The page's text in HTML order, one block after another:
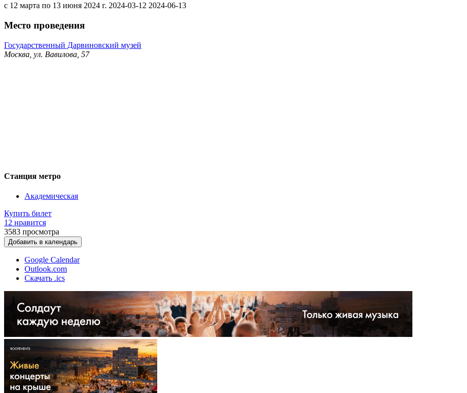
с 12 марта по 13 июня 2024 г. 2024-03-12 2024-06-13
Место проведения
Государственный Дарвиновский музей
Москва, ул. Вавилова, 57
Станция метро
Академическая
Купить билет
12 нравится
3583 просмотра
Добавить в календарь
Google Calendar
Outlook.com
Скачать .ics